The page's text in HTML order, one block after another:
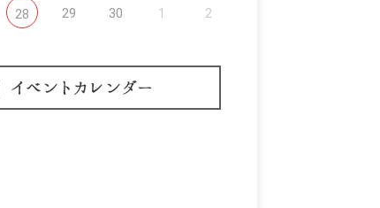
28 29 30 1 2